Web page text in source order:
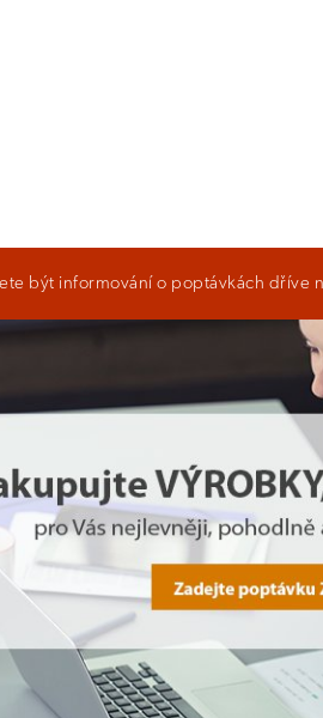
být informování o poptávkách dříve